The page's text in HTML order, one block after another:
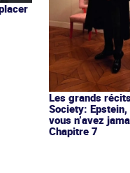
Les grands
Society: Epstein,
vous n’avez
Chapitre 7